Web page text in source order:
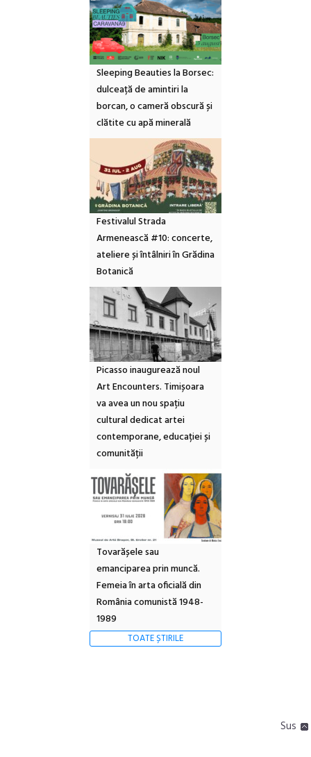
Sleeping Beauties la Borsec:
dulceață de amintiri la
borcan, o cameră obscură și
clătite cu apă minerală
Festivalul Strada
Armenească #10: concerte,
ateliere și întâlniri în Grădina
Botanică
Picasso inaugurează noul
Art Encounters. Timișoara
va avea un nou spațiu
cultural dedicat artei
contemporane, educației și
comunității
Tovarășele sau
emanciparea prin muncă.
Femeia în arta oficială din
România comunistă 1948-
1989
TOATE ȘTIRILE
Sus